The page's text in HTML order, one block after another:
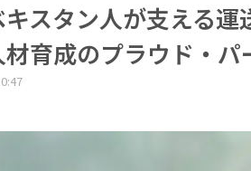
キスタン人が支える
育成のプラウド・